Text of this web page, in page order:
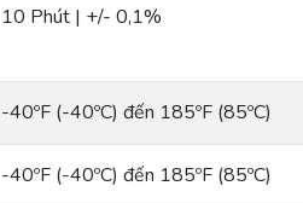
10 Phút | +/- 0,1%
-40ºF (-40ºC) đến 185ºF (85ºC)
-40ºF (-40ºC) đến 185ºF (85ºC)